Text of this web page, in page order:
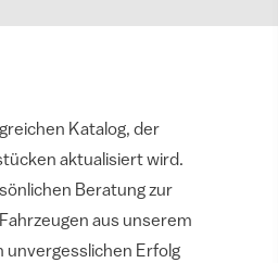
Katalog, der
aktualisiert wird.
Beratung zur
aus unserem
unvergesslichen Erfolg